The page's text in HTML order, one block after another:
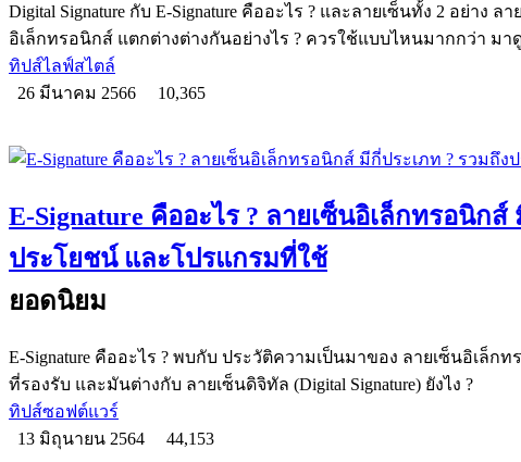
Digital Signature กับ E-Signature คืออะไร ? และลายเซ็นทั้ง 2 อย่าง
อิเล็กทรอนิกส์ แตกต่างต่างกันอย่างไร ? ควรใช้แบบไหนมากกว่า มา
ทิปส์ไลฟ์สไตล์
26 มีนาคม 2566
10,365
E-Signature คืออะไร ? ลายเซ็นอิเล็กทรอนิกส์
ประโยชน์ และโปรแกรมที่ใช้
ยอดนิยม
E-Signature คืออะไร ? พบกับ ประวัติความเป็นมาของ ลายเซ็นอิเล็ก
ที่รองรับ และมันต่างกับ ลายเซ็นดิจิทัล (Digital Signature) ยังไง ?
ทิปส์ซอฟต์แวร์
13 มิถุนายน 2564
44,153